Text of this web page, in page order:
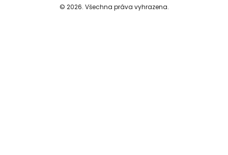
© 2026. Všechna práva vyhrazena.